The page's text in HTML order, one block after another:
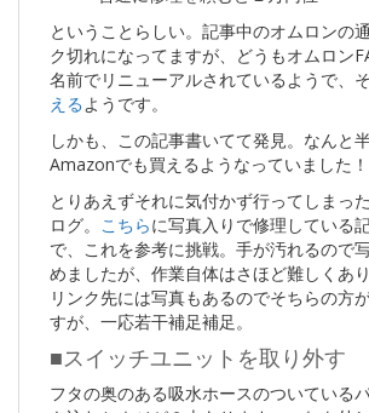
ということらしい。記事中のオムロンの
ク切れになってますが、どうもオムロン
名前でリニューアルされているようで、
える ようです。
しかも、この記事書いてて発見。なんと
Amazonでも買えるようなっていました！
とりあえずそれに気付かず行ってしまっ
ログ。
こちらに写真入りで修理している
で、これを参考に挑戦。手が汚れるので
めましたが、作業自体はさほど難しくあ
リンク先には写真もあるのでそちらの方
すが、一応若干補足補足。
■スイッチユニットを取り外す
フタの奥のある吸水ホースのついている